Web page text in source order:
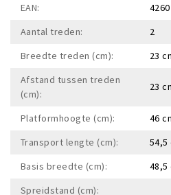
EAN:
Aantal treden:
2
Breedte treden (cm):
23
Afstand tussen treden
(cm):
23
Platformhoogte (cm):
46
Transport lengte (cm):
54,5
Basis breedte (cm):
48,5
Spreidstand (cm):